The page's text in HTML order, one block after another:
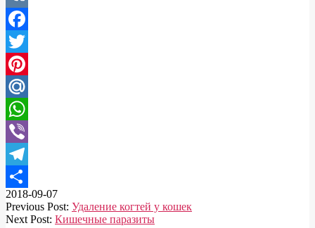
VK
Facebook
Twitter
Pinterest
Mail.Ru
WhatsApp
Viber
Telegram
Отправить
2018-09-07
Previous Post: Удаление когтей у кошек
Next Post: Кишечные паразиты